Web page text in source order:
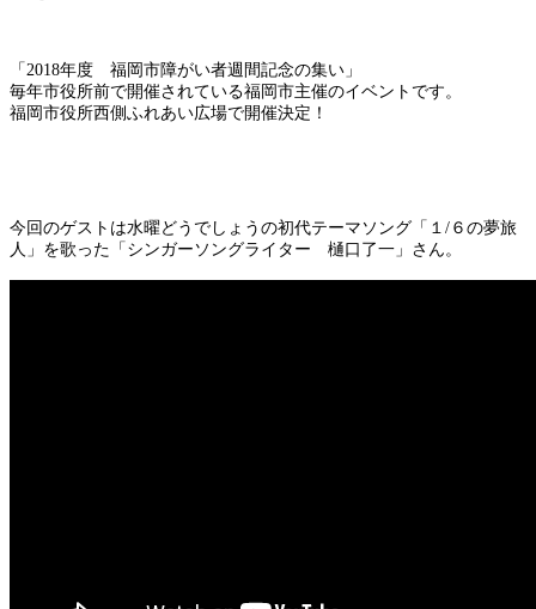
「2018年度 福岡市障がい者週間記念の集い」
毎年市役所前で開催されている福岡市主催のイベントです。
福岡市役所西側ふれあい広場で開催決定！
今回のゲストは水曜どうでしょうの初代テーマソング「１/６の夢旅
人」を歌った「シンガーソングライター 樋口了一」さん。